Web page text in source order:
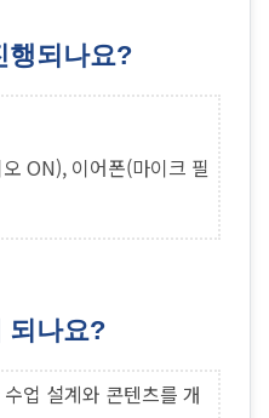
행되나요?
ON), 이어폰(마이크 필
되나요?
수업 설계와 콘텐츠를 개